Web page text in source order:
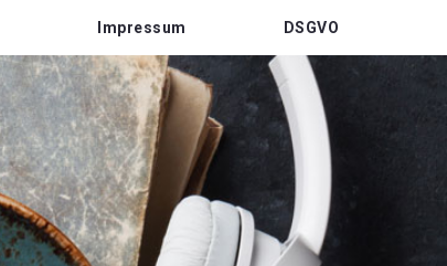
Impressum DSGVO